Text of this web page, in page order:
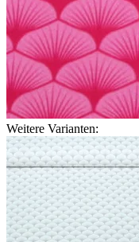
Weitere Varianten: